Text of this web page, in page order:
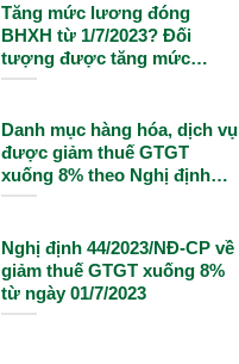
Tăng mức lương đóng
BHXH từ 1/7/2023? Đối
tượng được tăng mức
lương đóng BHXH theo
Danh mục hàng hóa, dịch vụ
được giảm thuế GTGT
xuống 8% theo Nghị định
15/2022
Nghị định 44/2023/NĐ-CP về
giảm thuế GTGT xuống 8%
từ ngày 01/7/2023